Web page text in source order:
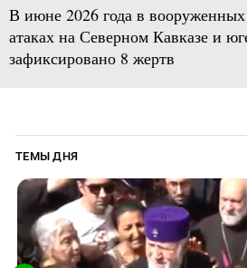
В июне 2026 года в вооруженных
атаках на Северном Кавказе и
зафиксировано 8 жертв
ТЕМЫ ДНЯ